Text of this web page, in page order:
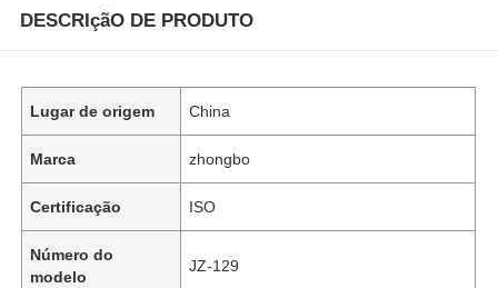
DESCRIçãO DE PRODUTO
Lugar de origem China
Marca zhongbo
Certificação ISO
Número do
modelo
JZ-129